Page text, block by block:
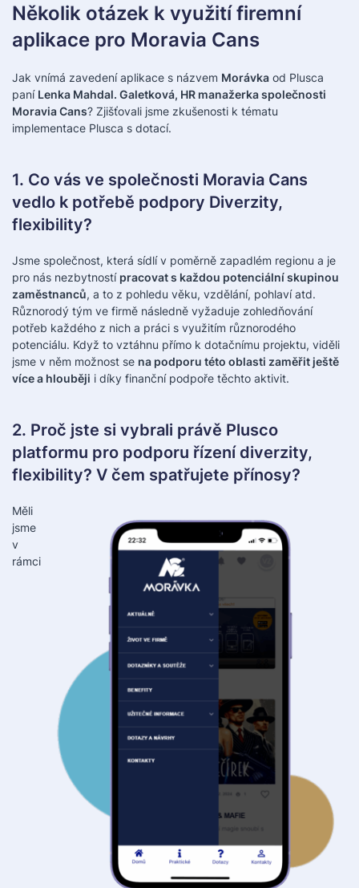
Několik otázek k využití firemní
aplikace pro Moravia Cans
Jak vnímá zavedení aplikace s názvem Morávka od Plusca
paní Lenka Mahdal. Galetková, HR manažerka společnosti
Moravia Cans? Zjišťovali jsme zkušenosti k tématu
implementace Plusca s dotací.
1. Co vás ve společnosti Moravia Cans
vedlo k potřebě podpory Diverzity,
flexibility?
Jsme společnost, která sídlí v poměrně zapadlém regionu a je
pro nás nezbytností pracovat s každou potenciální skupinou
zaměstnanců, a to z pohledu věku, vzdělání, pohlaví atd.
Různorodý tým ve firmě následně vyžaduje zohledňování
potřeb každého z nich a práci s využitím různorodého
potenciálu. Když to vztáhnu přímo k dotačnímu projektu, viděli
jsme v něm možnost se na podporu této oblasti zaměřit ještě
více a hlouběji i díky finanční podpoře těchto aktivit.
2. Proč jste si vybrali právě Plusco
platformu pro podporu řízení diverzity,
flexibility? V čem spatřujete přínosy?
Měli
jsme
v
rámci